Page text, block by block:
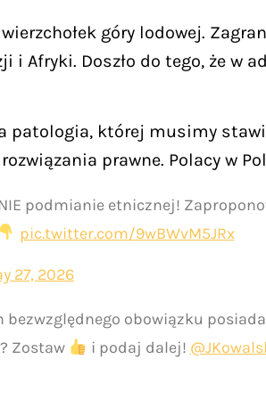
góry lodowej.
i Afryki. Doszło do tego, że
patologia, której musimy
prawne. Polacy w
podmianie etnicznej!
pic.twitter.com/9wBWvM5JRx
27, 2026
obowiązku
Zostaw
i podaj dalej!